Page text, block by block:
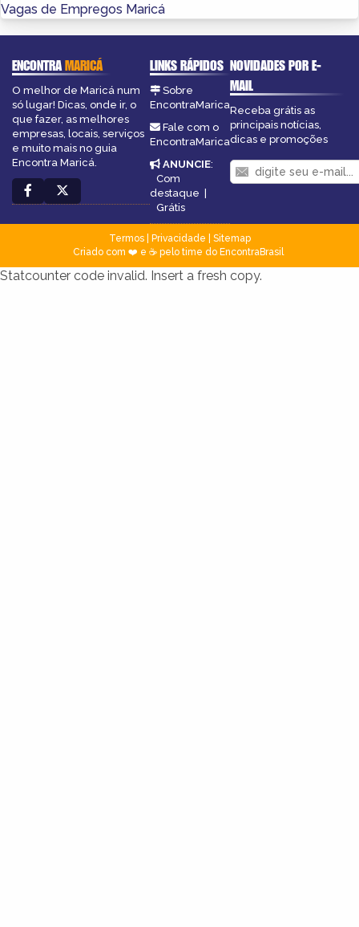
Vagas de Empregos Maricá
ENCONTRAMARICÁ
O melhor de Maricá num
só lugar! Dicas, onde ir, o
que fazer, as melhores
empresas, locais, serviços
e muito mais no guia
Encontra Maricá.
LINKS RÁPIDOS
Sobre
EncontraMarica
Fale com o
EncontraMarica
ANUNCIE:
Com
destaque
Grátis
NOVIDADES POR E-
MAIL
Receba grátis as
principais notícias,
dicas e promoções
Termos| Privacidade
Sitemap
Criado com ❤️ e ☕ pelo time do EncontraBrasil
Statcounter code invalid. Insert a fresh copy.